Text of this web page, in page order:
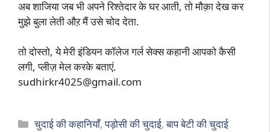
अब शाजिया जब भी अपने रिश्तेदार के घर आती, तो मौक़ा देख कर
मुझे बुला लेती औऱ मैं उसे चोद देता.
तो दोस्तो, ये मेरी इंडियन कॉलेज गर्ल सेक्स कहानी आपको कैसी
लगी, प्लीज़ मेल करके बताएं.
sudhirkr4025@gmail.com
Categories
चुदाई की कहानियाँ,पड़ोसी की चुदाई,बाप बेटी की चुदाई